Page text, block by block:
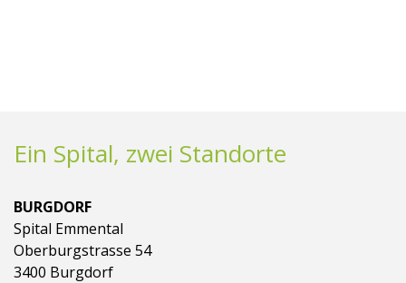
Ein Spital, zwei Standorte
BURGDORF
Spital Emmental
Oberburgstrasse 54
3400 Burgdorf